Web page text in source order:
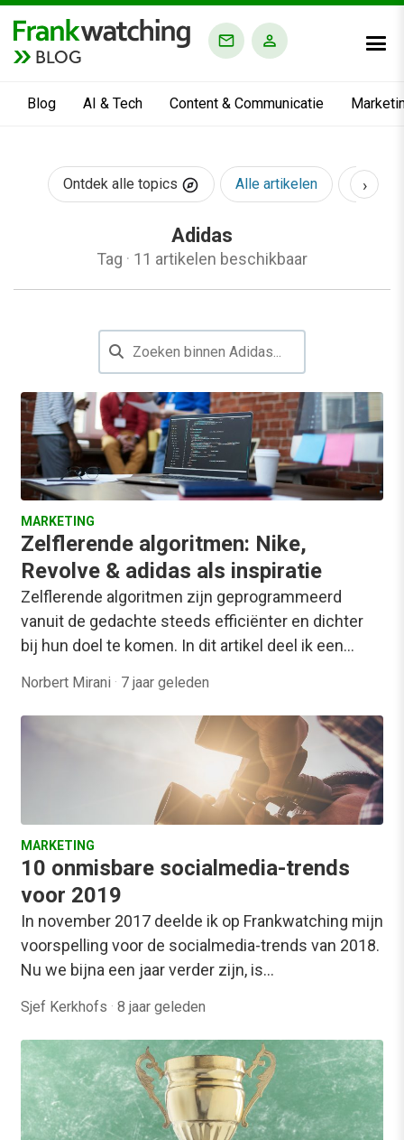
BLOG
Blog AI & Tech Content & Communicatie
Ontdek alle topics Alle artikelen AI &
›
Adidas
Tag · 11 artikelen beschikbaar
MARKETING
Zelflerende algoritmen: Nike,
Revolve & adidas als inspiratie
Zelflerende algoritmen zijn geprogrammeerd
vanuit de gedachte steeds efficiënter en dichter
bij hun doel te komen. In dit artikel deel ik een…
Norbert Mirani · 7 jaar geleden
MARKETING
10 onmisbare socialmedia-trends
voor 2019
In november 2017 deelde ik op Frankwatching mijn
voorspelling voor de socialmedia-trends van 2018.
Nu we bijna een jaar verder zijn, is…
Sjef Kerkhofs · 8 jaar geleden